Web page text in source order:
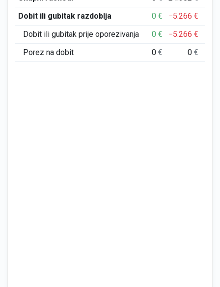
Dobit ili gubitak razdoblja
0€ −5.266€
Dobit ili gubitak prije oporezivanja
0€ −5.266€
Porez na dobit
0€ 0€